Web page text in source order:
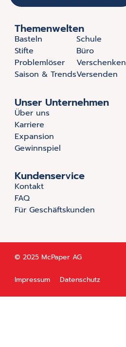
Themenwelten
Basteln
Stifte
Problemlöser
Saison & Trends
Schule
Büro
Verschenken
Versenden
Unser Unternehmen
Über uns
Karriere
Expansion
Gewinnspiel
Kundenservice
Kontakt
FAQ
Für Geschäftskunden
© 2025 McPaper AG
Impressum Datenschutz